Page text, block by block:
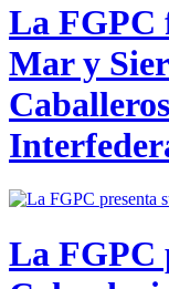
La FGPC
Mar y
La FGPC